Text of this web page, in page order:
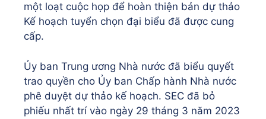
một loạt cuộc họp để hoàn thiện bản dự thảo
Kế hoạch tuyển chọn đại biểu đã được cung
cấp.
Ủy ban Trung ương Nhà nước đã biểu quyết
trao quyền cho Ủy ban Chấp hành Nhà nước
phê duyệt dự thảo kế hoạch. SEC đã bỏ
phiếu nhất trí vào ngày 29 tháng 3 năm 2023